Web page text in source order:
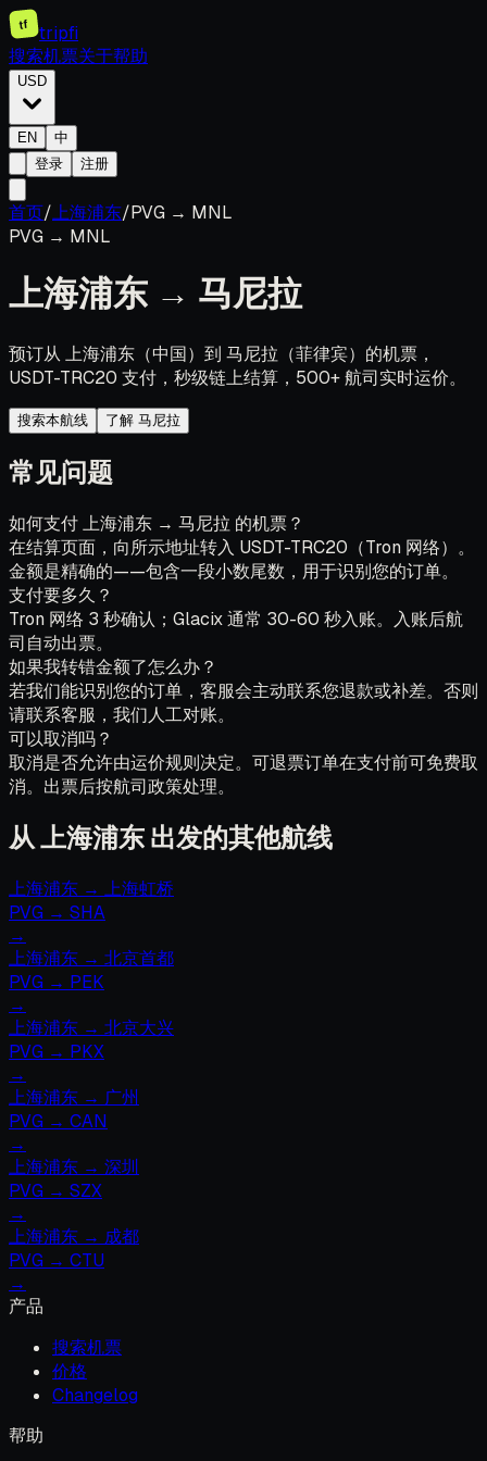
tf
tripfi
搜索机票关于帮助
USD
EN
中
登录
注册
首页/上海浦东/PVG → MNL
PVG → MNL
上海浦东 → 马尼拉
预订从 上海浦东（中国）到 马尼拉（菲律宾）的机票，
USDT-TRC20 支付，秒级链上结算，500+ 航司实时运价。
搜索本航线 了解 马尼拉
常见问题
如何支付 上海浦东 → 马尼拉 的机票？
在结算页面，向所示地址转入 USDT-TRC20（Tron 网络）。
金额是精确的——包含一段小数尾数，用于识别您的订单。
支付要多久？
Tron 网络 3 秒确认；Glacix 通常 30-60 秒入账。入账后航
司自动出票。
如果我转错金额了怎么办？
若我们能识别您的订单，客服会主动联系您退款或补差。否则
请联系客服，我们人工对账。
可以取消吗？
取消是否允许由运价规则决定。可退票订单在支付前可免费取
消。出票后按航司政策处理。
从 上海浦东 出发的其他航线
上海浦东 → 上海虹桥
PVG → SHA
→
上海浦东 → 北京首都
PVG → PEK
→
上海浦东 → 北京大兴
PVG → PKX
→
上海浦东 → 广州
PVG → CAN
→
上海浦东 → 深圳
PVG → SZX
→
上海浦东 → 成都
PVG → CTU
→
产品
搜索机票
价格
Changelog
帮助